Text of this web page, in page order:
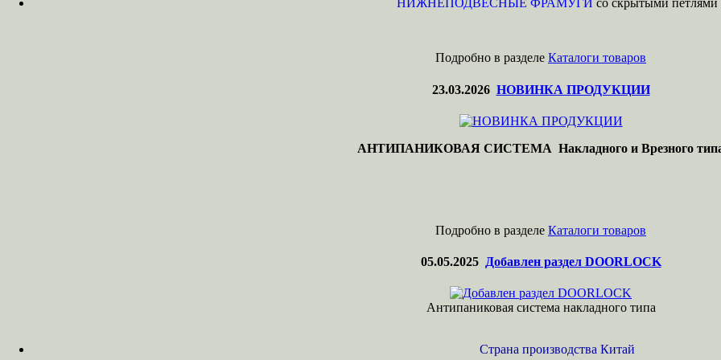
НИЖНЕПОДВЕСНЫЕ ФРАМУГИ со скрытыми петлями
Подробно в разделе Каталоги товаров
23.03.2026 НОВИНКА ПРОДУКЦИИ
АНТИПАНИКОВАЯ СИСТЕМА Накладного и Врезного
Подробно в разделе Каталоги товаров
05.05.2025 Добавлен раздел DOORLOCK
Антипаниковая система накладного типа
Страна производства Китай